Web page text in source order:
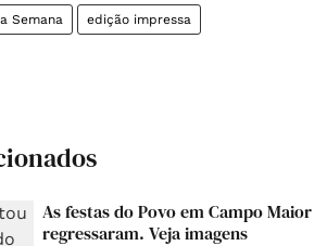
Semana edição impressa
As festas do Povo em Campo Maior
regressaram. Veja imagens